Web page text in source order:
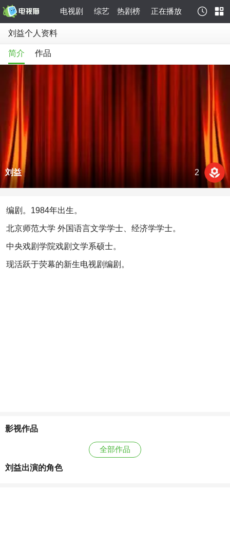
电视剧 综艺 热剧榜 正在播放
刘益个人资料
简介 作品
刘益 2
编剧。1984年出生。
北京师范大学 外国语言文学学士、经济学学士。
中央戏剧学院戏剧文学系硕士。
现活跃于荧幕的新生电视剧编剧。
影视作品
全部作品
刘益出演的角色